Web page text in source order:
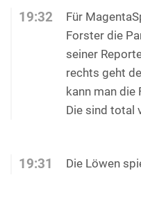
19:32
Für
Forster die
seiner
rechts geht
kann man die
Die sind total
19:31 Die Löwen